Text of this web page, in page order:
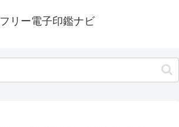
フリー電子印鑑ナビ